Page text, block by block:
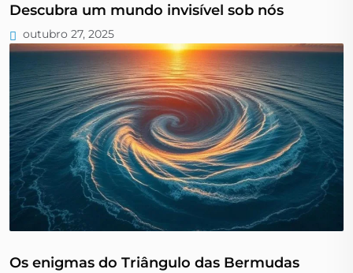
Descubra um mundo invisível sob nós
outubro 27, 2025
Os enigmas do Triângulo das Bermudas